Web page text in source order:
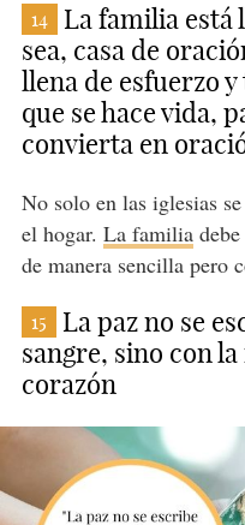
14
La familia está
sea, casa de
llena de esfuerzo
que se hace vida,
convierta en
No solo en las iglesias
el hogar. La familiadebe
de manera sencilla pero
15
La paz no se
sangre, sino con
corazón